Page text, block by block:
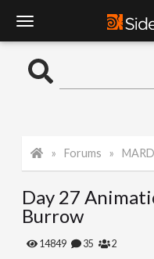
o
l
e
Forums MARDINI Daily
Day 27
Burrow
14849 35 2